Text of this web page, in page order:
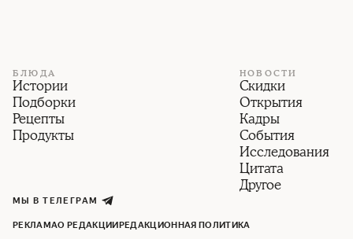
БЛЮДА
Истории
Подборки
Рецепты
Продукты
НОВОСТИ
Скидки
Открытия
Кадры
События
Исследования
Цитата
Другое
МЫ В ТЕЛЕГРАМ
РЕКЛАМАО РЕДАКЦИИРЕДАКЦИОННАЯ ПОЛИТИКА